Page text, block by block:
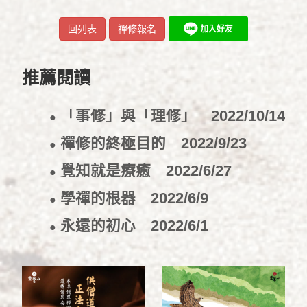
回列表 禪修報名
推薦閱讀
● 「事修」與「理修」2022/10/14
● 禪修的終極目的 2022/9/23
● 覺知就是療癒 2022/6/27
● 學禪的根器 2022/6/9
● 永遠的初心 2022/6/1